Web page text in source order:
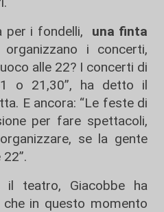
per i fondelli, una finta
i concerti,
alle 22? I concerti di
o 21,30”, ha detto il
E ancora: “Le feste di
per fare spettacoli,
se la gente
il teatro, Giacobbe ha
in questo momento